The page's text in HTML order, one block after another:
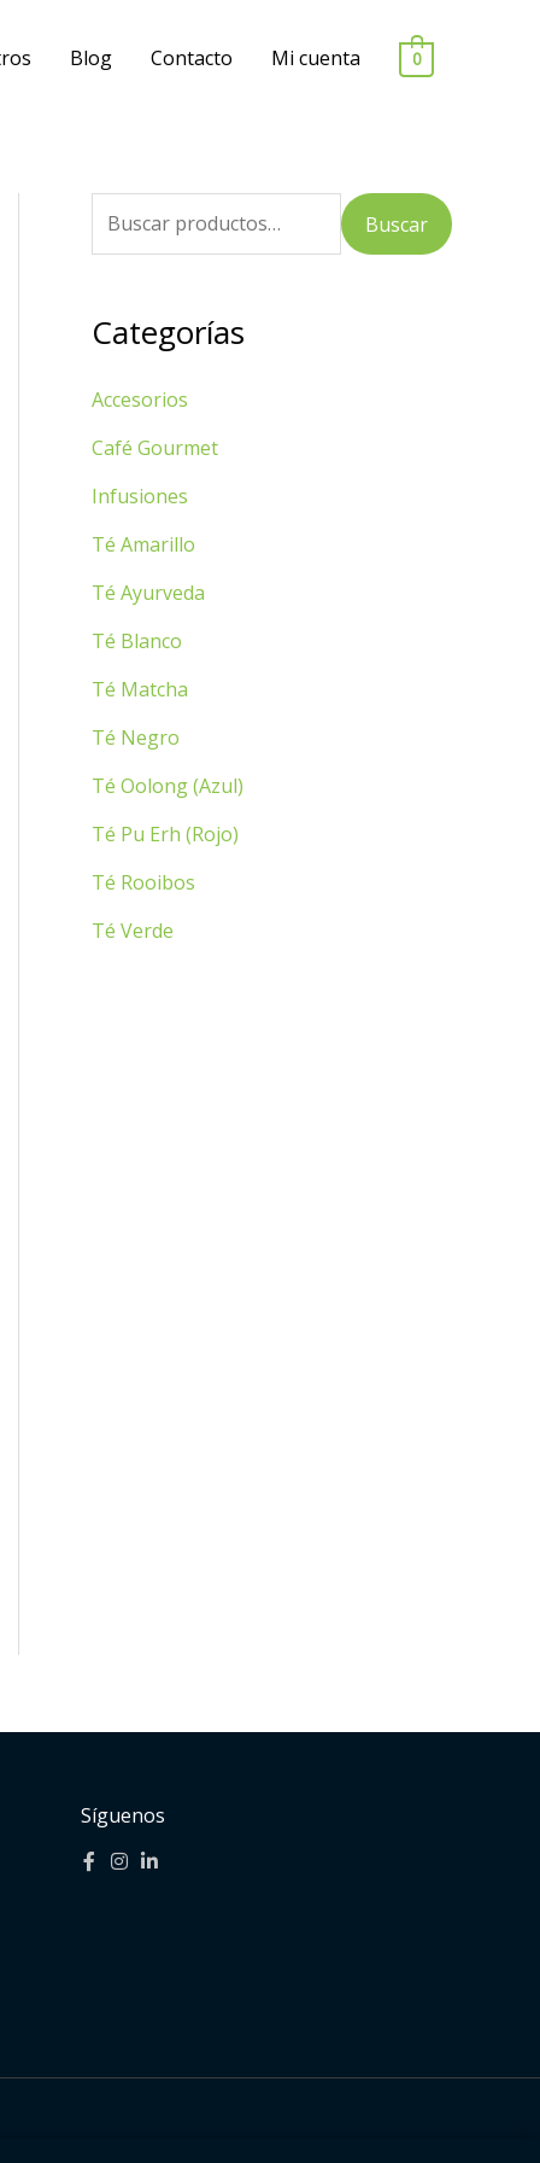
Blog Contacto Mi cuenta 0
u
c
r
p
Buscar
Categorías
Accesorios
Café Gourmet
Infusiones
Té Amarillo
Té Ayurveda
Té Blanco
Té Matcha
Té Negro
Té Oolong (Azul)
Té Pu Erh (Rojo)
Té Rooibos
Té Verde
Síguenos